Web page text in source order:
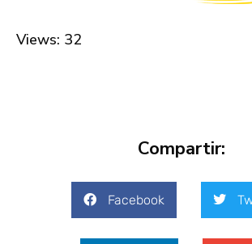
Views: 32
Compartir:
Facebook